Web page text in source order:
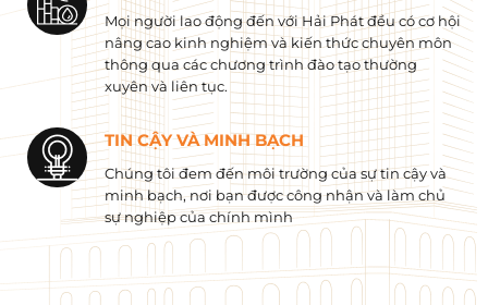
Mọi người lao động đến với Hải Phát đều có cơ hội
nâng cao kinh nghiệm và kiến ​​thức chuyên môn
thông qua các chương trình đào tạo thường
xuyên và liên tục.
TIN CẬY VÀ MINH BẠCH
Chúng tôi đem đến môi trường của sự tin cậy và
minh bạch, nơi bạn được công nhận và làm chủ
sự nghiệp của chính mình